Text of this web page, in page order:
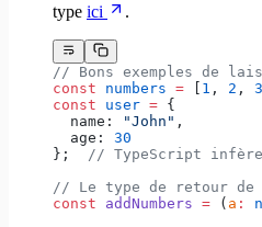
type ici .
// Bons exemples de
const numbers = 1 , 2 , 3
const user = {
  name:
"John" ,
  age:
30
}; // TypeScript
// Le type de retour de
const addNumbers = ( a :